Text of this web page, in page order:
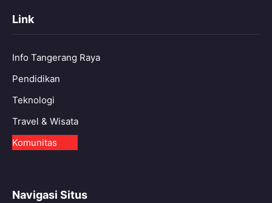
Link
Info Tangerang Raya
Pendidikan
Teknologi
Travel & Wisata
Komunitas
Navigasi Situs